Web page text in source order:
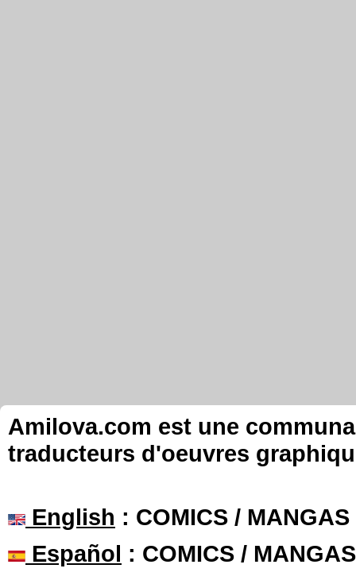
Amilova.com est une
traducteurs d'oeuvres
English : COMICS /
Español : COMICS /